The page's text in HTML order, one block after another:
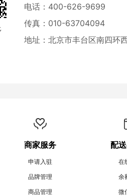
电话：400-626-9699
传真：010-63704094
地址：北京市丰台区南四环
商家服务
申请入驻
品牌管理
商品管理
配
在
余
微